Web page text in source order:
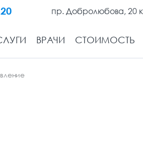
пр. Добролюбова, 20
ВРАЧИ СТОИМОСТЬ